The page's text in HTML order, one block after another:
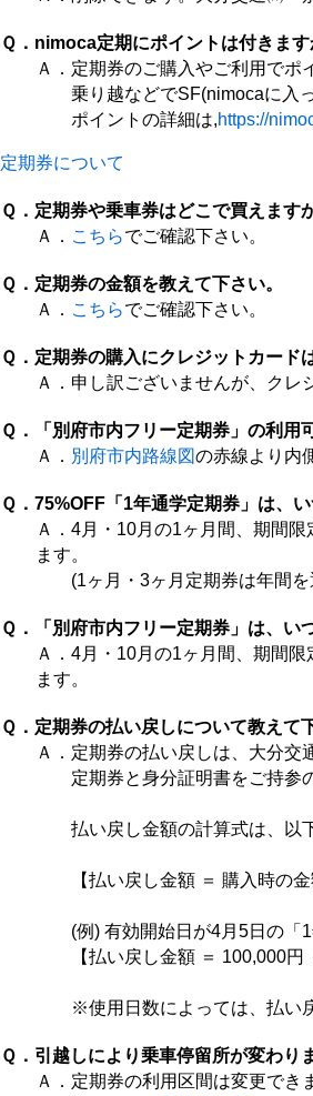
Ｑ．nimoca定期にポイントは付きます
Ａ．定期券のご購入やご利用でポ
乗り越などでSF(nimocaに入っ
ポイントの詳細は,https://
定期券について
Ｑ．定期券や乗車券はどこで買えます
Ａ． こちらでご確認下さい。
Ｑ．定期券の金額を教えて下さい。
Ａ． こちらでご確認下さい。
Ｑ．定期券の購入にクレジットカード
Ａ．申し訳ございませんが、クレ
Ｑ．「別府市内フリー定期券」の利用
Ａ． 別府市内路線図の赤線より内
Ｑ．75%OFF「1年通学定期券」は、
Ａ．4月・10月の1ヶ月間、期間
ます。
(1ヶ月・3ヶ月定期券は年間を
Ｑ．「別府市内フリー定期券」は、い
Ａ．4月・10月の1ヶ月間、期間
ます。
Ｑ．定期券の払い戻しについて教えて
Ａ．定期券の払い戻しは、大分交
定期券と身分証明書をご持参の
払い戻し金額の計算式は、以下
【払い戻し金額 ＝ 購入時の金
(例) 有効開始日が4月5日の「1
【払い戻し金額 ＝ 100,000円
※使用日数によっては、払い戻
Ｑ．引越しにより乗車停留所が変わり
Ａ．定期券の利用区間は変更でき